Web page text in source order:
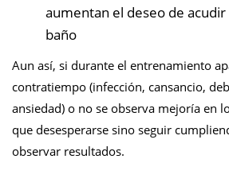
aumentan el deseo de
baño
Aun así, si durante el entrenamiento
contratiempo (infección, cansancio,
ansiedad) o no se observa mejoría en
que desesperarse sino seguir
observar resultados.